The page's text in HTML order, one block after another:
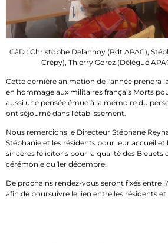
GàD : Christophe Delannoy (Pdt APAC),
Crépy), Thierry Gorez (Délégué
Cette dernière animation de l'année prendra
en hommage aux militaires français Morts
aussi une pensée émue à la mémoire du
ont séjourné dans l'établissement.
Nous remercions le Directeur Stéphane
Stéphanie et les résidents pour leur accueil et
sincères félicitons pour la qualité des Bleuets
cérémonie du 1er décembre.
De prochains rendez-vous seront fixés entre
afin de poursuivre le lien entre les résidents